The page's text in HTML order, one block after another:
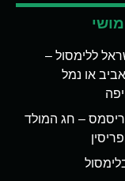
ללימסול –
או נמל
– חג המולד